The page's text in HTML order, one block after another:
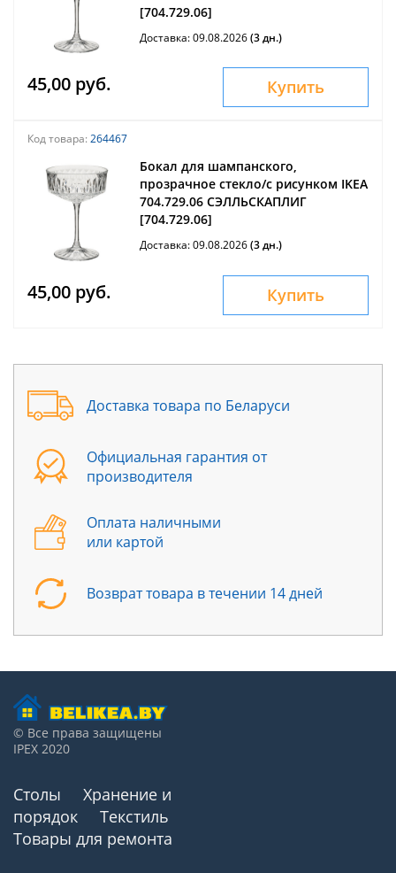
[704.729.06]
Доставка: 09.08.2026(3 дн.)
45,00 руб. Купить
Код товара: 264467
Бокал для шампанского,
прозрачное стекло/с рисунком IKEA
704.729.06 СЭЛЛЬСКАПЛИГ
[704.729.06]
Доставка: 09.08.2026(3 дн.)
45,00 руб. Купить
Доставка товара по Беларуси
Официальная гарантия от
производителя
Оплата наличными
или картой
Возврат товара в течении 14 дней
© Все права защищены
IPEX 2020
Столы
Хранение и
порядок
Текстиль
Товары для ремонта